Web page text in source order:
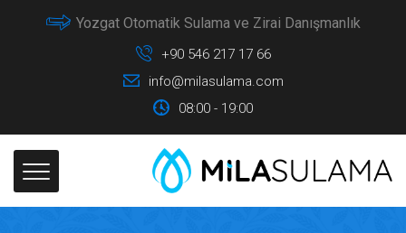
Yozgat Otomatik Sulama ve Zirai Danışmanlık
+90 546 217 17 66
info@milasulama.com
08:00 - 19:00